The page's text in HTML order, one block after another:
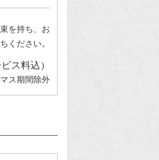
を持ち、お
ください。
ス料込）
ス期間除外